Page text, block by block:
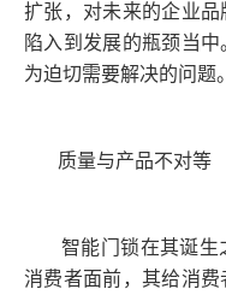
扩张，对未来的企业
陷入到发展的瓶颈当
为迫切需要解决的问题。
质量与产品不对等
智能门锁在其诞生
消费者面前，其给消